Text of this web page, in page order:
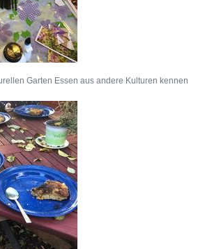
Garten Essen aus andere Kulturen kennen